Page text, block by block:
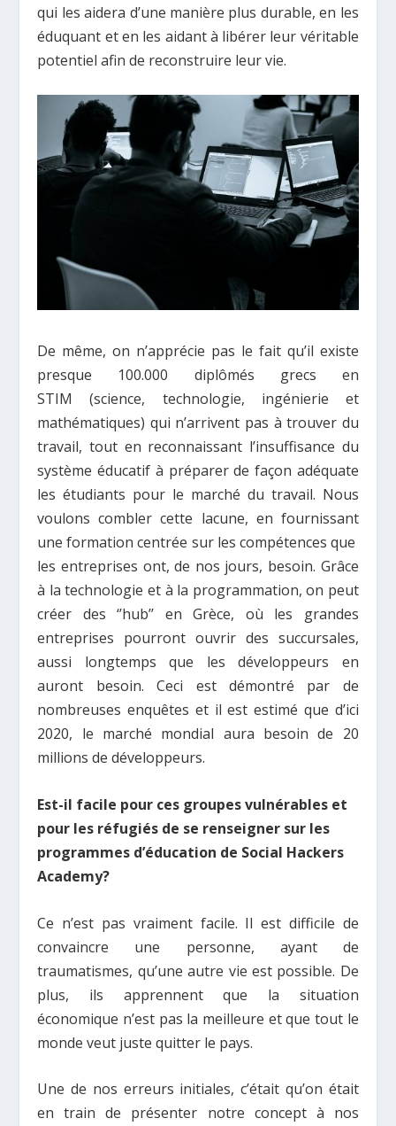
qui les aidera d’une manière plus durable, en les
éduquant et en les aidant à libérer leur véritable
potentiel afin de reconstruire leur vie.
De même, on n’apprécie pas le fait qu’il existe
presque 100.000 diplômés grecs en
STIM (science, technologie, ingénierie et
mathématiques) qui n’arrivent pas à trouver du
travail, tout en reconnaissant l’insuffisance du
système éducatif à préparer de façon adéquate
les étudiants pour le marché du travail. Nous
voulons combler cette lacune, en fournissant
une formation centrée sur les compétences que
les entreprises ont, de nos jours, besoin. Grâce
à la technologie et à la programmation, on peut
créer des ‘’hub’’ en Grèce, où les grandes
entreprises pourront ouvrir des succursales,
aussi longtemps que les développeurs en
auront besoin. Ceci est démontré par de
nombreuses enquêtes et il est estimé que d’ici
2020, le marché mondial aura besoin de 20
millions de développeurs.
Est-il facile pour ces groupes vulnérables et
pour les réfugiés de se renseigner sur les
programmes d’éducation de Social Hackers
Academy?
Ce n’est pas vraiment facile. Il est difficile de
convaincre une personne, ayant de
traumatismes, qu’une autre vie est possible. De
plus, ils apprennent que la situation
économique n’est pas la meilleure et que tout le
monde veut juste quitter le pays.
Une de nos erreurs initiales, c’était qu’on était
en train de présenter notre concept à nos